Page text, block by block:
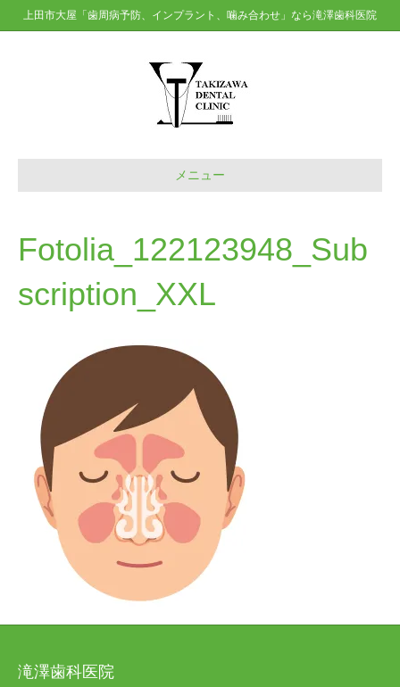
上田市大屋「歯周病予防、インプラント、噛み合わせ」なら滝澤歯科医院
メニュー
Fotolia_122123948_Sub
scription_XXL
滝澤歯科医院